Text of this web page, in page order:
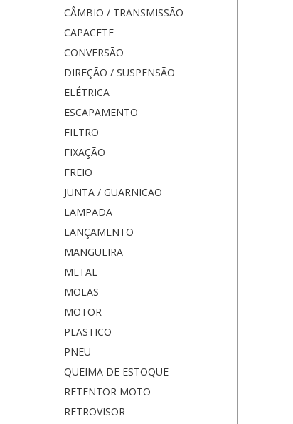
CÂMBIO / TRANSMISSÃO
CAPACETE
CONVERSÃO
DIREÇÃO / SUSPENSÃO
ELÉTRICA
ESCAPAMENTO
FILTRO
FIXAÇÃO
FREIO
JUNTA / GUARNICAO
LAMPADA
LANÇAMENTO
MANGUEIRA
METAL
MOLAS
MOTOR
PLASTICO
PNEU
QUEIMA DE ESTOQUE
RETENTOR MOTO
RETROVISOR